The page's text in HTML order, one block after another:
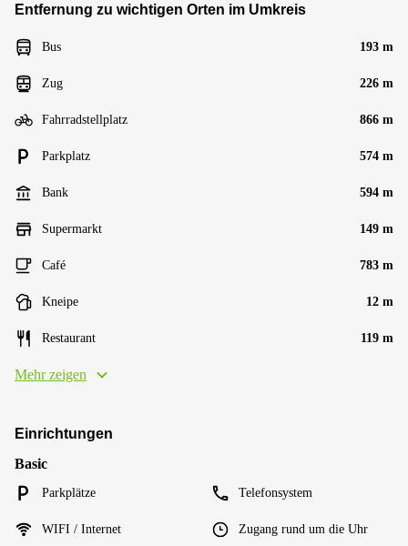
Entfernung zu wichtigen Orten im Umkreis
Bus 193 m
Zug 226 m
Fahrradstellplatz 866 m
Parkplatz 574 m
Bank 594 m
Supermarkt 149 m
Café 783 m
Kneipe 12 m
Restaurant 119 m
Mehr zeigen
Einrichtungen
Basic
Parkplätze Telefonsystem
WIFI / Internet Zugang rund um die Uhr